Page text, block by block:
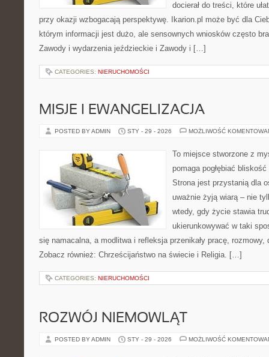
docierał do treści, które
przy okazji wzbogacają perspektywę. Ikarion.pl może być dla
którym informacji jest dużo, ale sensownych wniosków często
Zawody i wydarzenia jeździeckie i Zawody i […]
CATEGORIES: NIERUCHOMOŚCI
MISJE I EWANGELIZACJA
POSTED BY ADMIN STY - 29 - 2026 MOŻLIWOŚĆ
To miejsce stworzone z
pomaga pogłębiać
Strona jest przystanią dla
uważnie żyją wiarą – nie
wtedy, gdy życie stawia
ukierunkowywać w taki
się namacalna, a modlitwa i refleksja przenikały pracę,
Zobacz również: Chrześcijaństwo na świecie i Religia. […]
CATEGORIES: NIERUCHOMOŚCI
ROZWÓJ NIEMOWLĄT
POSTED BY ADMIN STY - 29 - 2026 MOŻLIWOŚĆ